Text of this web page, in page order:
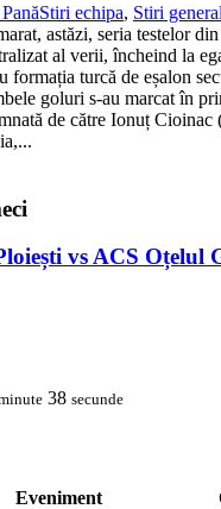
Stiri echipa, Stiri
astăzi, seria testelor
al verii, încheind la
formația turcă de eșalon
goluri s-au marcat în
de către Ionuț Cioinac
vs ACS Oțelul
38 secunde
Eveniment